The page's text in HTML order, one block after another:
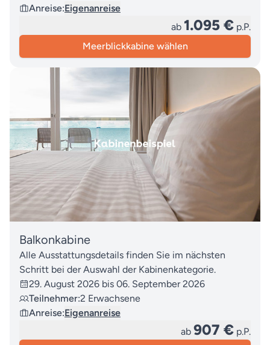
Anreise:Eigenanreise
ab 1.095 € p.P.
Meerblickkabine wählen
Balkonkabine
Alle Ausstattungsdetails finden Sie im nächsten
Schritt bei der Auswahl der Kabinenkategorie.
29. August 2026 bis 06. September 2026
Teilnehmer:2 Erwachsene
Anreise:Eigenanreise
ab 907 € p.P.